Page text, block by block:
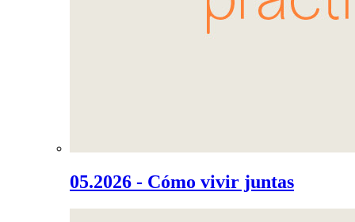
05.2026 - Cómo vivir juntas